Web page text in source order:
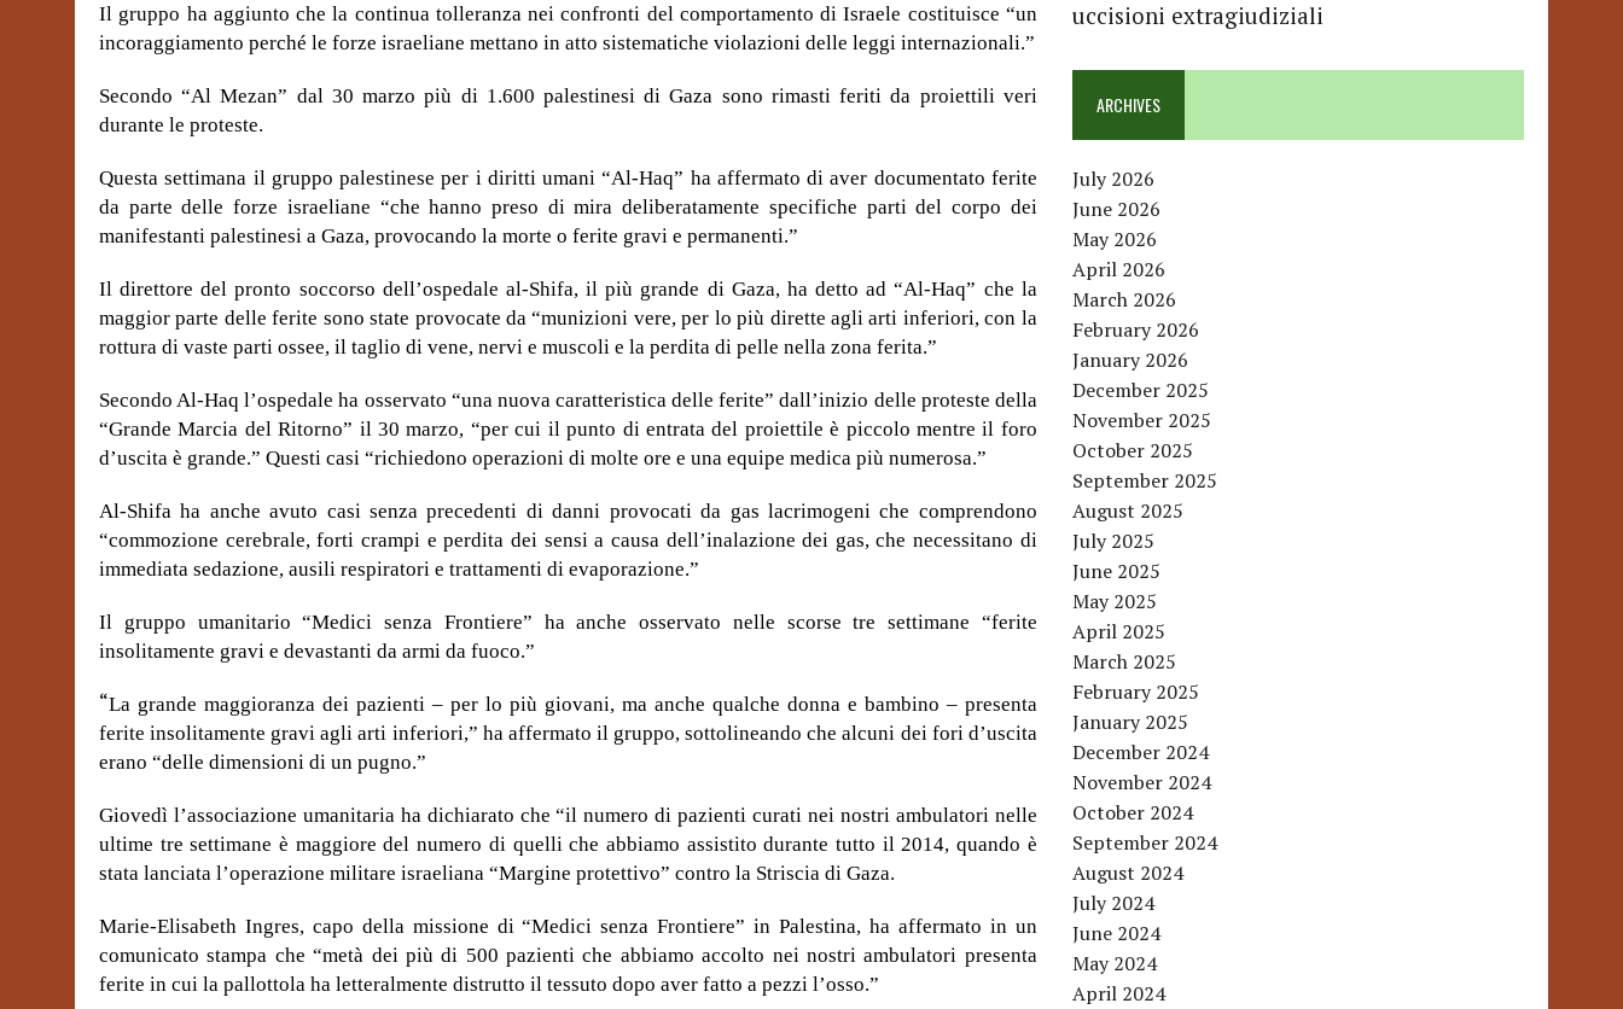
Il gruppo ha aggiunto che la continua tolleranza nei confronti del comportamento di Israele costituisce “un
incoraggiamento perché le forze israeliane mettano in atto sistematiche violazioni delle leggi internazionali.”
Secondo “Al Mezan” dal 30 marzo più di 1.600 palestinesi di Gaza sono rimasti feriti da proiettili veri
durante le proteste.
Questa settimana il gruppo palestinese per i diritti umani “Al-Haq” ha affermato di aver documentato ferite
da parte delle forze israeliane “che hanno preso di mira deliberatamente specifiche parti del corpo dei
manifestanti palestinesi a Gaza, provocando la morte o ferite gravi e permanenti.”
Il direttore del pronto soccorso dell’ospedale al-Shifa, il più grande di Gaza, ha detto ad “Al-Haq” che la
maggior parte delle ferite sono state provocate da “munizioni vere, per lo più dirette agli arti inferiori, con la
rottura di vaste parti ossee, il taglio di vene, nervi e muscoli e la perdita di pelle nella zona ferita.”
Secondo Al-Haq l’ospedale ha osservato “una nuova caratteristica delle ferite” dall’inizio delle proteste della
“Grande Marcia del Ritorno” il 30 marzo, “per cui il punto di entrata del proiettile è piccolo mentre il foro
d’uscita è grande.” Questi casi “richiedono operazioni di molte ore e una equipe medica più numerosa.”
Al-Shifa ha anche avuto casi senza precedenti di danni provocati da gas lacrimogeni che comprendono
“commozione cerebrale, forti crampi e perdita dei sensi a causa dell’inalazione dei gas, che necessitano di
immediata sedazione, ausili respiratori e trattamenti di evaporazione.”
Il gruppo umanitario “Medici senza Frontiere” ha anche osservato nelle scorse tre settimane “ferite
insolitamente gravi e devastanti da armi da fuoco.”
“La grande maggioranza dei pazienti – per lo più giovani, ma anche qualche donna e bambino – presenta
ferite insolitamente gravi agli arti inferiori,” ha affermato il gruppo, sottolineando che alcuni dei fori d’uscita
erano “delle dimensioni di un pugno.”
Giovedì l’associazione umanitaria ha dichiarato che “il numero di pazienti curati nei nostri ambulatori nelle
ultime tre settimane è maggiore del numero di quelli che abbiamo assistito durante tutto il 2014, quando è
stata lanciata l’operazione militare israeliana “Margine protettivo” contro la Striscia di Gaza.
Marie-Elisabeth Ingres, capo della missione di “Medici senza Frontiere” in Palestina, ha affermato in un
comunicato stampa che “metà dei più di 500 pazienti che abbiamo accolto nei nostri ambulatori presenta
ferite in cui la pallottola ha letteralmente distrutto il tessuto dopo aver fatto a pezzi l’osso.”
uccisioni extragiudiziali
ARCHIVES
July 2026
June 2026
May 2026
April 2026
March 2026
February 2026
January 2026
December 2025
November 2025
October 2025
September 2025
August 2025
July 2025
June 2025
May 2025
April 2025
March 2025
February 2025
January 2025
December 2024
November 2024
October 2024
September 2024
August 2024
July 2024
June 2024
May 2024
April 2024